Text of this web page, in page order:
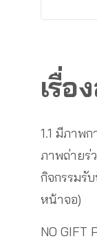
เรื่อ
1.1 มีภาพ
ภาพถ่ายร่
กิจกรรมรั
หน้าจอ)
NO GIFT